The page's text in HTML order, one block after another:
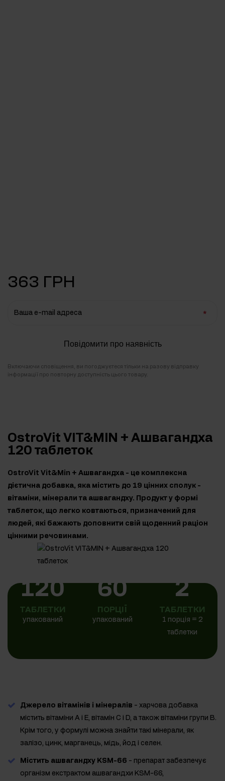
363 ГРН
Ваша e-mail адреса
Повідомити про наявність
Включаючи сповіщення, ви погоджуєтеся тільки на разову відправку
інформації про повторну доступність цього товару.
OstroVit VIT&MIN + Ашвагандха
120 таблеток
OstroVit Vit&Min + Ашвагандха - це комплексна
дієтична добавка, яка містить до 19 цінних сполук -
вітаміни, мінерали та ашвагандху. Продукт у формі
таблеток, що легко ковтаються, призначений для
людей, які бажають доповнити свій щоденний раціон
цінними речовинами.
120
ТАБЛЕТКИ
упакований
60
ПОРЦІЇ
упакований
2
ТАБЛЕТКИ
1 порція = 2
таблетки
Джерело вітамінів і мінералів - харчова добавка
містить вітаміни А і Е, вітамін С і D, а також вітаміни групи В.
Крім того, у формулі можна знайти такі мінерали, як
залізо, цинк, марганець, мідь, йод і селен.
Містить ашвагандху KSM-66 - препарат забезпечує
організм екстрактом ашвагандхи KSM-66,